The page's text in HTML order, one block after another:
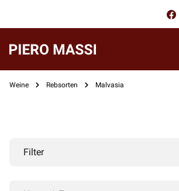
Weine Rebsorten Malvasia
Filter